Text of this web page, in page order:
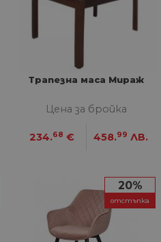
Трапезна маса Мираж
Цена за бройка
234.68 € 458.99 ЛВ.
20%
отстъпка